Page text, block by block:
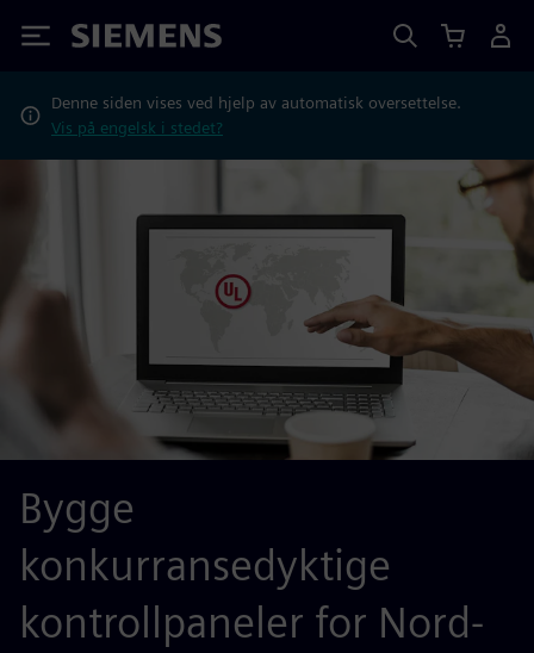
Siemens
Denne siden vises ved hjelp av automatisk oversettelse.
Vis på engelsk i stedet?
Bygge
konkurransedyktige
kontrollpaneler for Nord-